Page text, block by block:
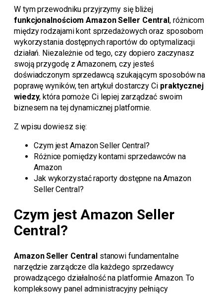
W tym przewodniku przyjrzymy się bliżej
funkcjonalnościom Amazon Seller Central, różnicom
między rodzajami kont sprzedażowych oraz sposobom
wykorzystania dostępnych raportów do optymalizacji
działań. Niezależnie od tego, czy dopiero zaczynasz
swoją przygodę z Amazonem, czy jesteś
doświadczonym sprzedawcą szukającym sposobów na
poprawę wyników, ten artykuł dostarczy Ci praktycznej
wiedzy, która pomoże Ci lepiej zarządzać swoim
biznesem na tej dynamicznej platformie.
Z wpisu dowiesz się:
Czym jest Amazon Seller Central?
Różnice pomiędzy kontami sprzedawców na
Amazon
Jak wykorzystać raporty dostępne na Amazon
Seller Central?
Czym jest Amazon Seller
Central?
Amazon Seller Centralstanowi fundamentalne
narzędzie zarządcze dla każdego sprzedawcy
prowadzącego działalność na platformie Amazon. To
kompleksowy panel administracyjny pełniący